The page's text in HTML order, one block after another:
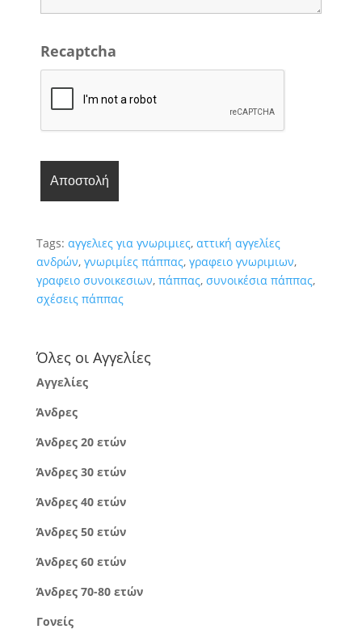
Recaptcha
Tags: αγγελιες για γνωριμιες, αττική αγγελίες
ανδρών, γνωριμίες πάππας, γραφειο γνωριμιων,
γραφειο συνοικεσιων, πάππας, συνοικέσια πάππας,
σχέσεις πάππας
Όλες οι Αγγελίες
Αγγελίες
Άνδρες
Άνδρες 20 ετών
Άνδρες 30 ετών
Άνδρες 40 ετών
Άνδρες 50 ετών
Άνδρες 60 ετών
Άνδρες 70-80 ετών
Γονείς